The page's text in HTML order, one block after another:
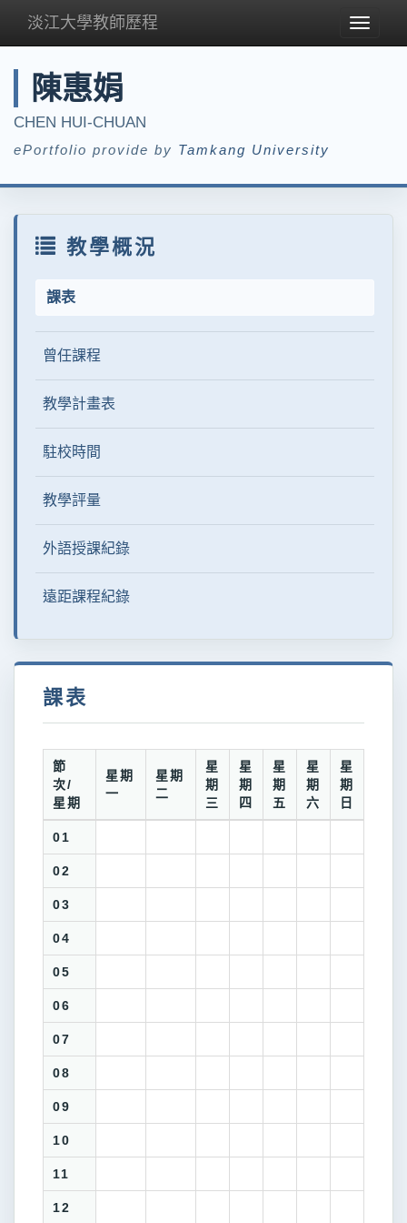
Toggle
淡江大學教師歷程
陳惠娟
CHEN HUI-CHUAN
ePortfolio provide by Tamkang University
教學概況
課表
曾任課程
教學計畫表
駐校時間
教學評量
外語授課紀錄
遠距課程紀錄
課表
節
次/
星期
星期
一
星期
二
星
期
三
星
期
四
星
期
五
星
期
六
星
期
日
01
02
03
04
05
06
07
08
09
10
11
12